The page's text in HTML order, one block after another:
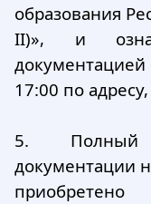
образования
II)», и
17:00 по
5. Полный
документации